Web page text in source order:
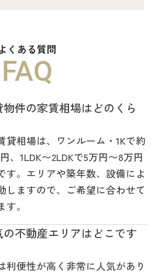
くある質問
FAQ
件の家賃相場はどのくら
貸相場は、ワンルーム・1Kで約
、1LDK〜2LDKで5万円〜8万円
す。エリアや築年数、設備によ
しますので、ご希望に合わせて
。
不動産エリアはどこです
利便性が高く非常に人気があり